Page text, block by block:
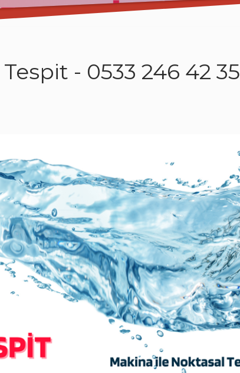
- 0533 246 42 35